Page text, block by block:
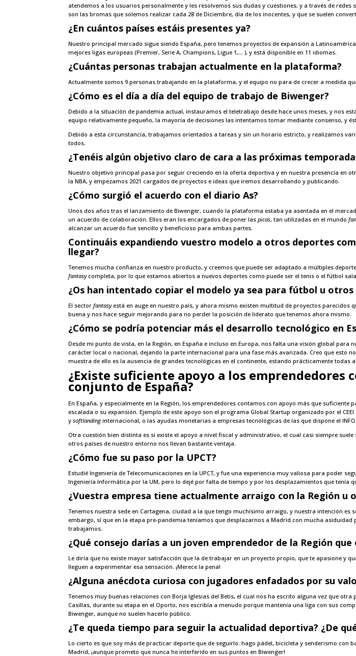
atendemos a los usuarios personalmente y les resolvemos sus dudas y cuestiones; y a través de
son las bromas que solemos realizar cada 28 de Diciembre, día de los inocentes, y que se suelen
¿En cuántos países estáis presentesya?
Nuestro principal mercado sigue siendo España, pero tenemos proyectos de expansión a
mejores ligas europeas (Premier, Serie A, Champions, Ligue 1,… ), y está disponible en 11 idiomas.
¿Cuántas personas trabajan actualmente en la plataforma?
Actualmente somos 9 personas trabajando en la plataforma, y el equipo no para de crecer a medida
¿Cómo es el día a día del equipo de trabajo de Biwenger?
Debido a la situación de pandemia actual, instauramos el teletrabajo desde hace unos meses, y nos
equipo relativamente pequeño, la mayoría de decisiones las intentamos tomar mediante consenso, y
Debido a esta circunstancia, trabajamos orientados a tareas y sin un horario estricto, y realizamos
todos.
¿Tenéis algún objetivo claro de cara a las próximas
Nuestro objetivo principal pasa por seguir creciendo en la oferta deportiva y en nuestra presencia en
la NBA, y empezamos 2021 cargados de proyectos e ideas que iremos desarrollando y publicando.
¿Cómo surgió el acuerdo con el diario As?
Unos dos años tras el lanzamiento de Biwenger, cuando la plataforma estaba ya asentada en el
un acuerdo de colaboración. Ellos eran los encargados de poner laspicas, tan utilizadas en el mundo
alcanzar un acuerdo fue sencillo y beneficioso para ambas partes.
Continuáis expandiendo vuestro modelo a otros deportes
llegar?
Tenemos mucha confianza en nuestro producto, y creemos que puede ser adaptado a múltiples
fantasycompleta, por lo que estamos abiertos a nuevos deportes como puede ser el tenis o el fútbol
¿Os han intentado copiar el modelo ya sea para fútbol u otros
El sectorfantasy está en auge en nuestro país, y ahora mismo existen multitud de proyectos
buena y nos hace seguir mejorando para no perder la posición de liderato que tenemos ahora mismo.
¿Cómo se podría potenciar más el desarrollo tecnológico en
Desde mi punto de vista, en la Región, en España e incluso en Europa, nos falta una visión global
carácter local o nacional, dejando la parte internacional para una fase más avanzada. Creo que esto
muestra de ello es la ausencia de grandes tecnológicas en el continente, estando prácticamente todas
¿Existe suficiente apoyo a los emprendedores
conjunto de España?
En España, y especialmente en la Región, los emprendedores contamos con apoyo más que
escalada o su expansión. Ejemplo de este apoyo son el programa Global Startup organizado por el
ysoftlandinginternacional, o las ayudas monetarias a empresas tecnológicas de las que dispone el INFO.
Otra cuestión bien distinta es si existe el apoyo a nivel fiscal y administrativo, el cual casi siempre
otros países de nuestro entorno nos llevan bastante ventaja.
¿Cómo fue su paso por la UPCT?
Estudié Ingeniería de Telecomunicaciones en la UPCT, y fue una experiencia muy valiosa para poder
Ingeniería Informática por la UM, pero lo dejé por falta de tiempo y por los desplazamientos que tenía
¿Vuestra empresa tiene actualmente arraigo con la Región u
Tenemos nuestra sede en Cartagena, ciudad a la que tengo muchísimo arraigo, y nuestra intención
embargo, sí que en la etapa pre-pandemia teníamos que desplazarnos a Madrid con mucha
trabajamos.
¿Qué consejo darías a un joven emprendedor de la Región
Le diría que no existe mayor satisfacción que la de trabajar en un proyecto propio, que te apasione y
lleguen a experimentar esa sensación. ¡Merece la pena!
¿Alguna anécdota curiosa con jugadores enfadados por su
Tenemos muy buenas relaciones con Borja Iglesias del Betis, el cual nos ha escrito alguna vez que
Casillas, durante su etapa en el Oporto, nos escribía a menudo porque mantenía una liga con sus
Biwenger, aunque no suelen hacerlo público.
¿Te queda tiempo para seguir la actualidad deportiva? ¿De
Lo cierto es que soy más de practicar deporte que de seguirlo: hago pádel, bicicleta y senderismo con
Madrid, ¡aunque prometo que nunca he interferido en sus puntos en Biwenger!